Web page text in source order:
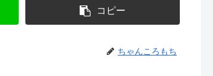
コピー
ちゃんころもち